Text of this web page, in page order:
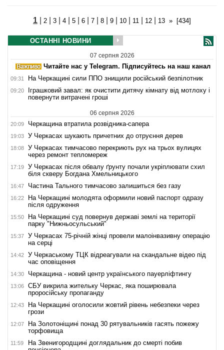
1 2 3 4 5 6 7 8 9 10 11 12 13 » [434]
ОСТАННІ НОВИНИ
07 серпня 2026
Читайте нас у Telegram. Підписуйтесь на наш канал
09:31 На Черкащині сили ППО знищили російський безпілотник
09:20
Іграшковий завал: як очистити дитячу кімнату від мотлоху і
повернути витрачені гроші
06 серпня 2026
20:09 Черкащина втратила розвідника-сапера
19:03 У Черкасах шукають причетних до отруєння дерев
18:08
У Черкасах тимчасово перекриють рух на трьох вулицях
через ремонт тепломереж
17:19
У Черкасах після обвалу ґрунту почали укріплювати схил
біля скверу Богдана Хмельницького
16:47 Частина Тального тимчасово залишиться без газу
16:22
На Черкащині молодята оформили новий паспорт одразу
після одруження
15:50
На Черкащині суд повернув державі землі на території
парку "Нижньосульський"
15:37
У Черкасах 75-річній жінці провели малоінвазивну операцію
на серці
14:42
У Черкаському ТЦК відреагували на скандальне відео під
час оповіщення
14:30 Черкащина - новий центр українського пауерліфтингу
13:06
СБУ викрила жительку Черкас, яка поширювала
проросійську пропаганду
12:43
На Черкащині оголосили жовтий рівень небезпеки через
грози
12:07
На Золотоніщині понад 30 рятувальників гасять пожежу
торфовища
11:59
На Звенигородщині доглядальник до смерті побив